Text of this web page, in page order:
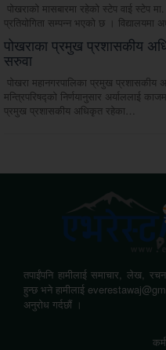
पोखराको मासबारमा रहेको स्टेप वाई स्टेप
प्रतियोगिता सम्पन्न भएको छ । विद्यालयमा
पोखराका प्रमुख प्रशासकीय
सरुवा
पोखरा महानगरपालिका प्रमुख प्रशासकीय
मन्त्रिपरिषद्को निर्णयानुसार अर्याललाई
प्रमुख प्रशासकीय अधिकृत रहेका…
तपाईंपनि हामीलाई समाचार, लेख,
हुन्छ भने हामीलाई
अनुरोध गर्दछौं ।